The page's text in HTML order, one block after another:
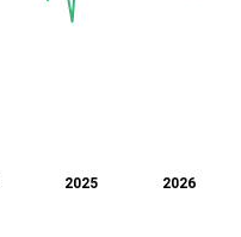
2025 2026